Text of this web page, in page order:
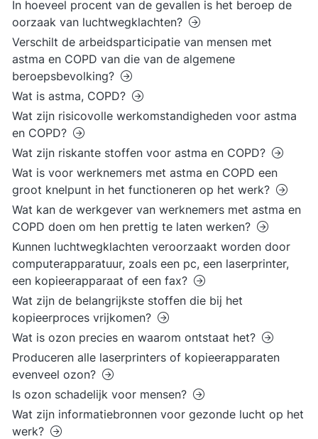
In hoeveel procent van de gevallen is het beroep de
oorzaak van luchtwegklachten?
Verschilt de arbeidsparticipatie van mensen met
astma en COPD van die van de algemene
beroepsbevolking?
Wat is astma, COPD?
Wat zijn risicovolle werkomstandigheden voor astma
en COPD?
Wat zijn riskante stoffen voor astma en COPD?
Wat is voor werknemers met astma en COPD een
groot knelpunt in het functioneren op het werk?
Wat kan de werkgever van werknemers met astma en
COPD doen om hen prettig te laten werken?
Kunnen luchtwegklachten veroorzaakt worden door
computerapparatuur, zoals een pc, een laserprinter,
een kopieerapparaat of een fax?
Wat zijn de belangrijkste stoffen die bij het
kopieerproces vrijkomen?
Wat is ozon precies en waarom ontstaat het?
Produceren alle laserprinters of kopieerapparaten
evenveel ozon?
Is ozon schadelijk voor mensen?
Wat zijn informatiebronnen voor gezonde lucht op het
werk?